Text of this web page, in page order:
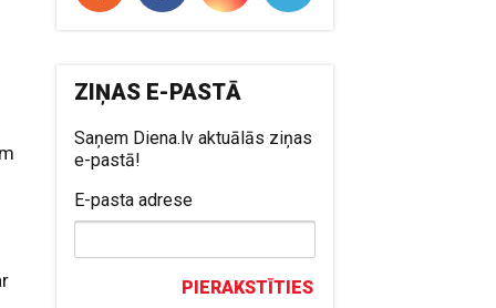
ZIŅAS E-PASTĀ
Saņem Diena.lv aktuālās ziņas
e-pastā!
E-pasta adrese
PIERAKSTĪTIES